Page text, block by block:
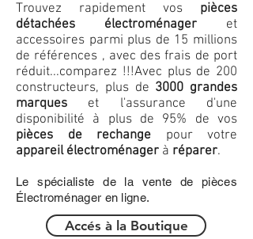
Trouvez rapidement vos pièces
détachées électroménager et
accessoires parmi plus de 15 millions
de références , avec des frais de port
réduit...comparez !!!Avec plus de 200
constructeurs, plus de 3000 grandes
marques et l'assurance d'une
disponibilité à plus de 95% de vos
pièces de rechange pour votre
appareil électroménager à réparer.
Le spécialiste de la vente de pièces
Électroménager en ligne.
Accés à la Boutique